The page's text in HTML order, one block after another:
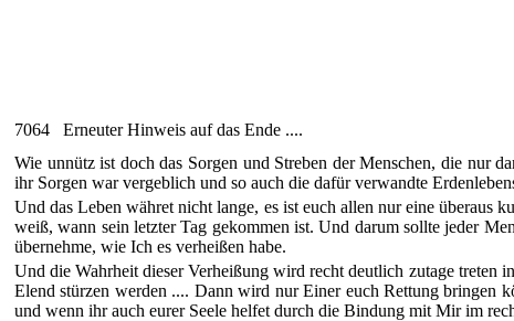
7064 Erneuter Hinweis auf das Ende ....
Wie unnütz ist doch das Sorgen und Streben der Menschen, die nur
ihr Sorgen war vergeblich und so auch die dafür verwandte
Und das Leben währet nicht lange, es ist euch allen nur eine überaus
weiß, wann sein letzter Tag gekommen ist. Und darum sollte jeder
übernehme, wie Ich es verheißen habe.
Und die Wahrheit dieser Verheißung wird recht deutlich zutage treten
Elend stürzen werden .... Dann wird nur Einer euch Rettung bringen
und wenn ihr auch eurer Seele helfet durch die Bindung mit Mir im